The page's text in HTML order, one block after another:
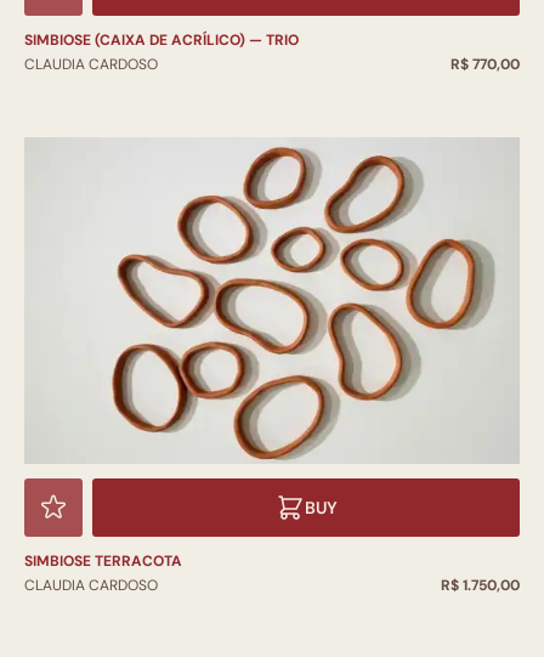
SIMBIOSE (CAIXA DE ACRÍLICO) — TRIO
CLAUDIA CARDOSO
R$ 770,00
BUY
SIMBIOSE TERRACOTA
CLAUDIA CARDOSO
R$ 1.750,00